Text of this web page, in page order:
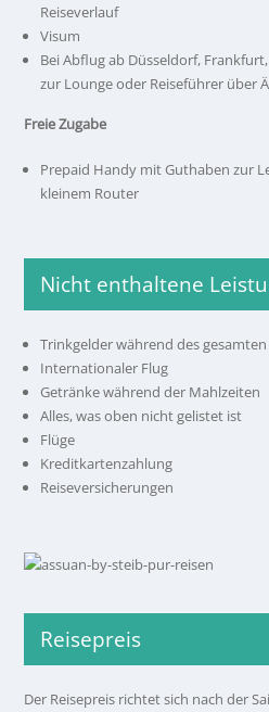
Reiseverlauf
Visum
Bei Abflug ab Düsseldorf,
zur Lounge oder Reiseführer über
Freie Zugabe
Prepaid Handy mit Guthaben zur
kleinem Router
Nicht enthaltene
Trinkgelder während des
Internationaler Flug
Getränke während der Mahlzeiten
Alles, was oben nicht gelistet ist
Flüge
Kreditkartenzahlung
Reiseversicherungen
Reisepreis
Der Reisepreis richtet sich nach der